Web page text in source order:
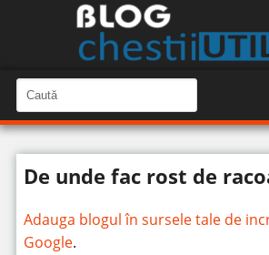
a
u
t
n
C
a
u
î
n
t
De unde fac rost de
Adauga blogul în sursele tale de
Google.